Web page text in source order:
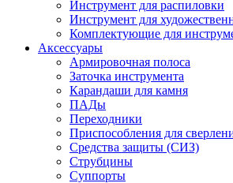
Инструмент для распиловки
Инструмент для
Комплектующие для
Аксессуары
Армировочная полоса
Заточка инструмента
Карандаши для камня
ПАДы
Переходники
Приспособления для
Средства защиты (СИЗ)
Струбцины
Суппорты